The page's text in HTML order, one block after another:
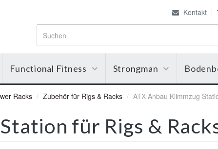
Kontakt
Functional Fitness Strongman
Racks Zubehör für Rigs & Racks ATX Anbau Klimmzug
für Rigs &